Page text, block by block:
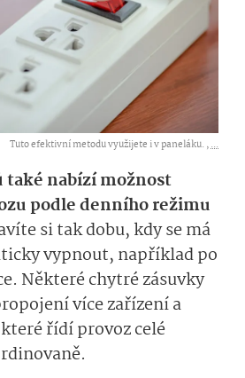
Tuto efektivní metodu využijete i v paneláku. ,...
také nabízí možnost
podle denního režimu
si tak dobu, kdy se má
vypnout, například po
Některé chytré zásuvky
více zařízení a
řídí provoz celé